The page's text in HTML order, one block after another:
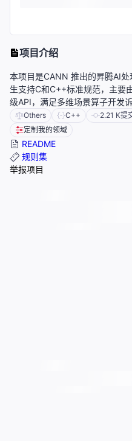
项目介绍
本项目是CANN 推出的昇腾AI
生支持C和C++标准规范，主要
级API，满足多维场景算子开发诉
Others C++ 2.21 K提
定制我的领域
README
规则集
举报项目